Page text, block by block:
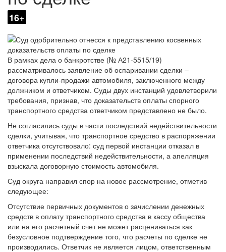
16+
В рамках дела о банкротстве (№ А21-5515/19)
рассматривалось заявление об оспаривании сделки –
договора купли-продажи автомобиля, заключенного между
должником и ответчиком. Суды двух инстанций удовлетворили
требования, признав, что доказательств оплаты спорного
транспортного средства ответчиком представлено не было.
Не согласились суды в части последствий недействительности
сделки, учитывая, что транспортное средство в распоряжении
ответчика отсутствовало: суд первой инстанции отказал в
применении последствий недействительности, а апелляция
взыскала договорную стоимость автомобиля.
Суд округа направил спор на новое рассмотрение, отметив
следующее:
Отсутствие первичных документов о зачислении денежных
средств в оплату транспортного средства в кассу общества
или на его расчетный счет не может расцениваться как
безусловное подтверждение того, что расчеты по сделке не
производились. Ответчик не является лицом, ответственным
за оформление и хранение документации общества, и на него